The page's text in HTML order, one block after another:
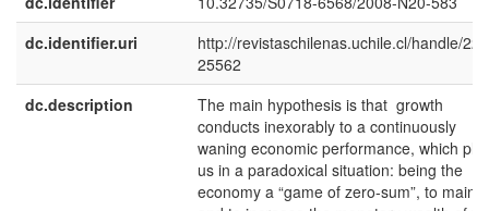
dc.identifier.uri
http://revistaschilenas.uchile.cl/handle/
25562
dc.description
The main hypothesis is that growth
conducts inexorably to a continuously
waning economic performance, which
us in a paradoxical situation: being the
economy a “game of zero-sum”, to